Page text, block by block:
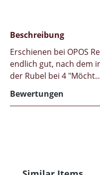
Beschreibung
Erschienen bei OPOS
endlich gut, nach dem
der Rubel bei 4
Bewertungen
Produktgalerie